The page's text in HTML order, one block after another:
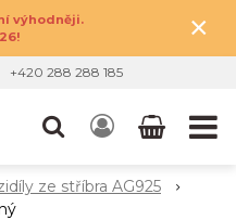
výhodněji.
×
+420 288 288 185
ze stříbra AG925